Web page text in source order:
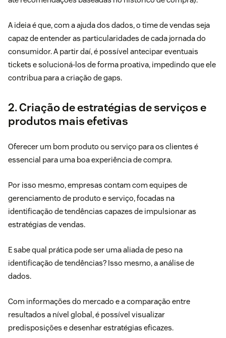
A ideia é que, com a ajuda dos dados, o time de vendas seja
capaz de entender as particularidades de cada jornada do
consumidor. A partir daí, é possível antecipar eventuais
tickets e solucioná-los de forma proativa, impedindo que ele
contribua para a criação de gaps.
2. Criação de estratégias de serviços e
produtos mais efetivas
Oferecer um bom produto ou serviço para os clientes é
essencial para uma boa experiência de compra.
Por isso mesmo, empresas contam com equipes de
gerenciamento de produto e serviço, focadas na
identificação de tendências capazes de impulsionar as
estratégias de vendas.
E sabe qual prática pode ser uma aliada de peso na
identificação de tendências? Isso mesmo, a análise de
dados.
Com informações do mercado e a comparação entre
resultados a nível global, é possível visualizar
predisposições e desenhar estratégias eficazes.